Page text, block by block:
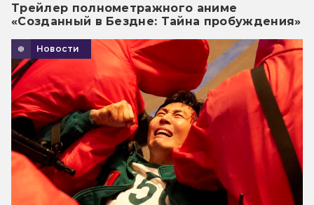
Трейлер полнометражного аниме
«Созданный в Бездне: Тайна пробуждения»
Новости